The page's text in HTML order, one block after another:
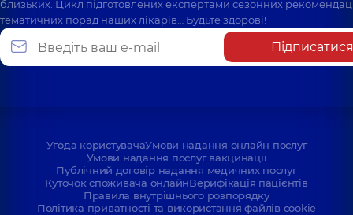
близьких. Цикл підготовлених експертами сезонних
тематичних порад наших лікарів… Будьте здорові!
Підписатися
Угода користувачаУмови надання онлайн послуг
Умови надання послуг вакцинації
Публічний договір надання медичних послуг
Куточок споживача онлайнВерифікація пацієнтів
Правила внутрішнього розпорядку
Політика приватності та використання файлів cookie